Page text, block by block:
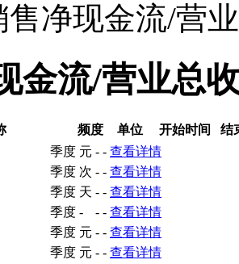
售净现金流/营
金流/营业总
频度 单位 开始时间
结
季度 元 - - 查看详情
季度 次 - - 查看详情
季度 天 - - 查看详情
季度 - - - 查看详情
季度 元 - - 查看详情
季度 元 - - 查看详情